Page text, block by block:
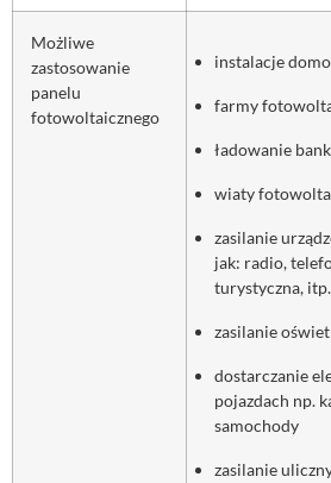
Możliwe
zastosowanie
panelu
fotowoltaicznego
instalacje
farmy
ładowanie
wiaty
zasilanie
jak: radio,
turystyczna, itp.
zasilanie
dostarczanie
pojazdach np.
samochody
zasilanie